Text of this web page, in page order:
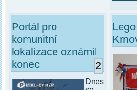
Portál pro
komunitní
lokalizace oznámil
konec
2
Dnes